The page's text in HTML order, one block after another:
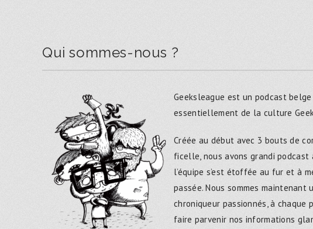
Qui sommes-nous ?
Geeksleague est un podcast
essentiellement de la culture
Créée au début avec 3 bouts de
ficelle, nous avons grandi podcast
l’équipe s’est étoffée au fur et à
passée. Nous sommes maintenant
chroniqueur passionnés, à chaque
faire parvenir nos informations